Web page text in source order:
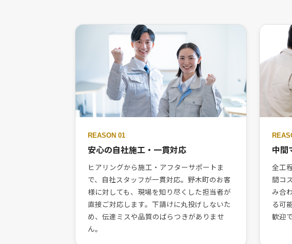
REASON 01
安心の自社施工・一貫対応
ヒアリングから施工・アフターサポートま
で、自社スタッフが一貫対応。野木町のお客
様に対しても、現場を知り尽くした担当者が
直接ご対応します。下請けに丸投げしないた
め、伝達ミスや品質のばらつきがありませ
ん。
中間
全工
間コ
み合
る可
歓迎